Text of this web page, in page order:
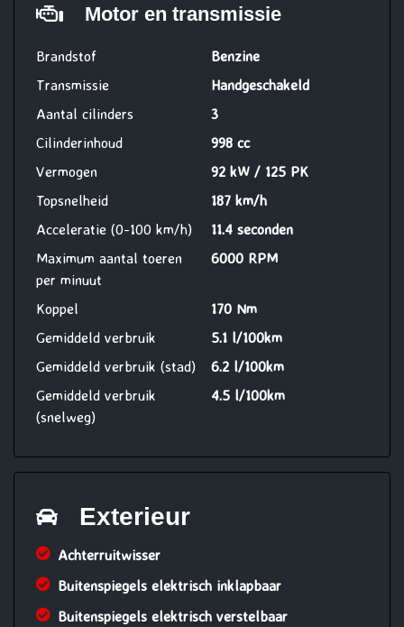
Motor en transmissie
Brandstof
Benzine
Transmissie
Handgeschakeld
Aantal cilinders
3
Cilinderinhoud
998 cc
Vermogen
92 kW / 125 PK
Topsnelheid
187 km/h
Acceleratie (0-100 km/h)
11.4 seconden
Maximum aantal toeren
per minuut
6000 RPM
Koppel
170 Nm
Gemiddeld verbruik
5.1 l/100km
Gemiddeld verbruik (stad)
6.2 l/100km
Gemiddeld verbruik
(snelweg)
4.5 l/100km
Exterieur
Achterruitwisser
Buitenspiegels elektrisch inklapbaar
Buitenspiegels elektrisch verstelbaar